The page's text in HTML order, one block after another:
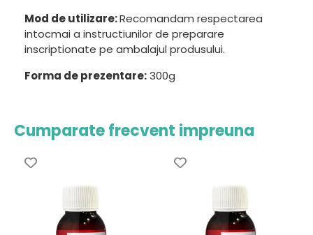
Mod de utilizare:Recomandam respectarea
intocmai a instructiunilor de preparare
inscriptionate pe ambalajul produsului.
Forma de prezentare:300g
Cumparate frecvent impreuna